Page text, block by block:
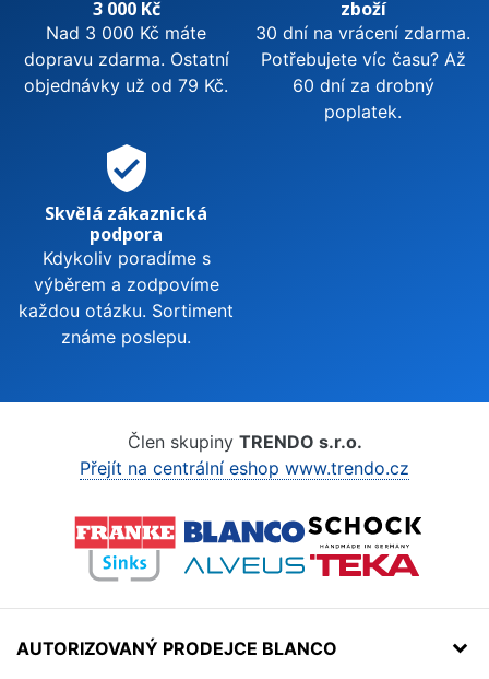
3 000 Kč
Nad 3 000 Kč máte
dopravu zdarma. Ostatní
objednávky už od 79 Kč.
zboží
30 dní na vrácení zdarma.
Potřebujete víc času? Až
60 dní za drobný
poplatek.
verified_user
Skvělá zákaznická
podpora
Kdykoliv poradíme s
výběrem a zodpovíme
každou otázku. Sortiment
známe poslepu.
Člen skupiny TRENDO s.r.o.
Přejít na centrální eshop www.trendo.cz
AUTORIZOVANÝ PRODEJCE BLANCO